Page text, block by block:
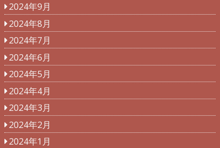
2024年9月
2024年8月
2024年7月
2024年6月
2024年5月
2024年4月
2024年3月
2024年2月
2024年1月